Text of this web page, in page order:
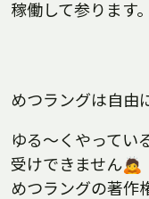
稼働して参ります。
めつラングは自由
ゆる〜くやってい
受けできません🙇
めつラングの著作